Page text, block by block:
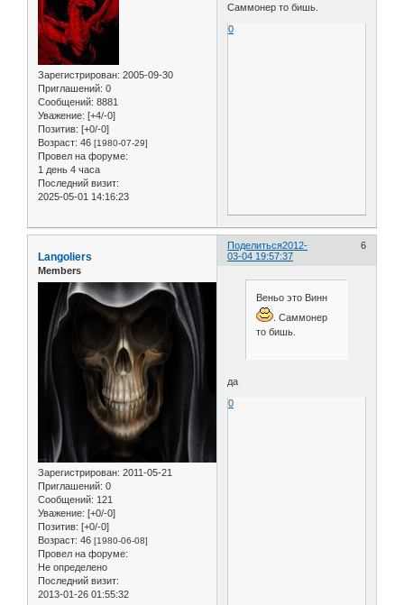
Зарегистрирован: 2005-09-30
Приглашений: 0
Сообщений: 8881
Уважение: [+4/-0]
Позитив: [+0/-0]
Возраст: 46 [1980-07-29]
Провел на форуме:
1 день 4 часа
Последний визит:
2025-05-01 14:16:23
Саммонер то бишь.
0
Поделиться 6
2012-
03-04 19:57:37
Langoliers
Members
Зарегистрирован: 2011-05-21
Приглашений: 0
Сообщений: 121
Уважение: [+0/-0]
Позитив: [+0/-0]
Возраст: 46 [1980-06-08]
Провел на форуме:
Не определено
Последний визит:
2013-01-26 01:55:32
Веньо это Винн
. Саммонер
то бишь.
да
0